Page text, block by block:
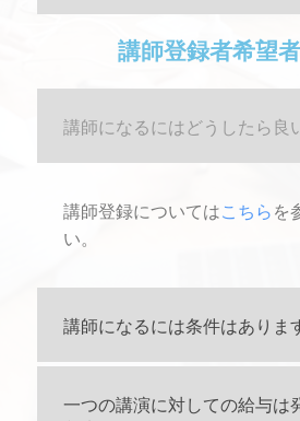
講師登録者希望
講師になるにはどうしたら良
講師登録についてはこちら を
い。
講師になるには条件はありま
一つの講演に対しての給与は